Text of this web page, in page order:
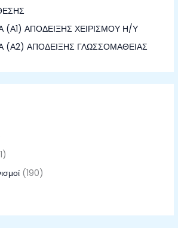
(Α1) ΑΠΟΔΕΙΞΗΣ ΧΕΙΡΙΣΜΟΥ Η/Υ
(Α2) ΑΠΟΔΕΙΞΗΣ ΓΛΩΣΣΟΜΑΘΕΙΑΣ
(190)